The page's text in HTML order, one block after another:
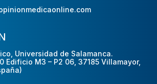
Universidad de Salamanca.
Edificio M3 – P2 06, 37185 Villamayor,